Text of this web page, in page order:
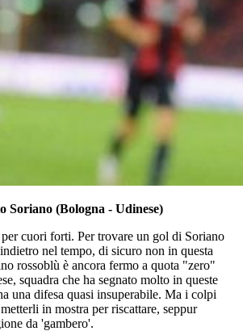
Soriano (Bologna - Udinese)
cuori forti. Per trovare un gol di Soriano
nel tempo, di sicuro non in questa
rossoblù è ancora fermo a quota "zero"
squadra che ha segnato molto in queste
una difesa quasi insuperabile. Ma i colpi
in mostra per riscattare, seppur
da 'gambero'.